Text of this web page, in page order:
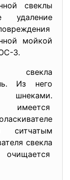
свеклы
удаление
мойкой
3.
Из него
шнеками.
ситчатым
свекла